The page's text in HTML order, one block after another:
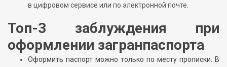
в цифровом сервисе или по электронной почте.
Топ-3 заблуждения при
оформлении загранпаспорта
Оформить паспорт можно только по месту прописки. В